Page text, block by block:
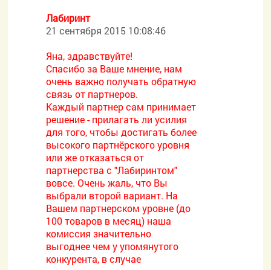
Лабиринт
21 сентября 2015 10:08:46
Яна, здравствуйте!
Спасибо за Ваше мнение, нам
очень важно получать обратную
связь от партнеров.
Каждый партнер сам принимает
решение - прилагать ли усилия
для того, чтобы достигать более
высокого партнёрского уровня
или же отказаться от
партнерства с "Лабиринтом"
вовсе. Очень жаль, что Вы
выбрали второй вариант. На
Вашем партнерском уровне (до
100 товаров в месяц) наша
комиссия значительно
выгоднее чем у упомянутого
конкурента, в случае